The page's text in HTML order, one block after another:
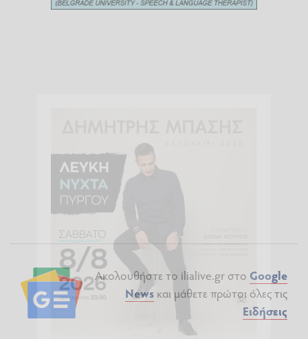
Ακολουθήστε το ilialive.gr στο Google
News και μάθετε πρώτοι όλες τις
Ειδήσεις